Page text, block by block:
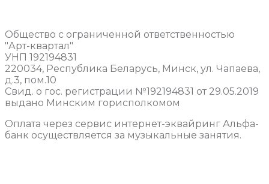
Общество с ограниченной ответственностью
"Арт-квартал"
УНП 192194831
220034, Республика Беларусь, Минск, ул. Чапаева,
д.3, пом.10
Свид. о гос. регистрации №192194831 от 29.05.2019
выдано Минским горисполкомом
Оплата через сервис интернет-эквайринг Альфа-
банк осуществляется за музыкальные занятия.